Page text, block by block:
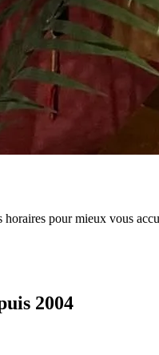
horaires pour mieux vous
2004